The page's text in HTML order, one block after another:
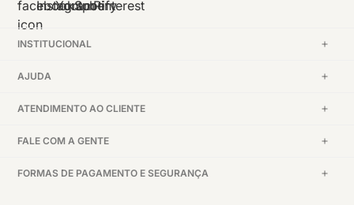
INSTITUCIONAL
AJUDA
ATENDIMENTO AO CLIENTE
FALE COM A GENTE
FORMAS DE PAGAMENTO E SEGURANÇA